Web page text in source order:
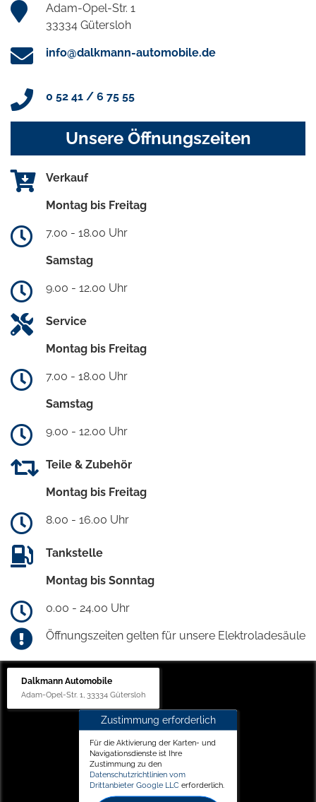
Adam-Opel-Str. 1
33334 Gütersloh
info@dalkmann-automobile.de
0 52 41 / 6 75 55
Unsere Öffnungszeiten
Verkauf
Montag bis Freitag
7.00 - 18.00 Uhr
Samstag
9.00 - 12.00 Uhr
Service
Montag bis Freitag
7.00 - 18.00 Uhr
Samstag
9.00 - 12.00 Uhr
Teile & Zubehör
Montag bis Freitag
8.00 - 16.00 Uhr
Tankstelle
Montag bis Sonntag
0.00 - 24.00 Uhr
Öffnungszeiten gelten für unsere Elektroladesäule
Dalkmann Automobile
Adam-Opel-Str. 1, 33334 Gütersloh
Zustimmung erforderlich
Für die Aktivierung der Karten- und
Navigationsdienste ist Ihre
Zustimmung zu den
Datenschutzrichtlinien vom
Drittanbieter Google LLC erforderlich.